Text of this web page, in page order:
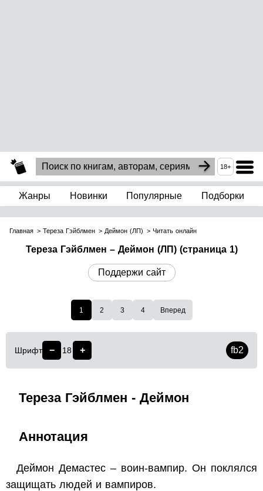
18+
Жанры Новинки Популярные Подборки
Главная Тереза Гэйблмен Деймон (ЛП) Читать онлайн
Тереза Гэйблмен – Деймон (ЛП) (страница 1)
Поддержи сайт
1 2 3 4 Вперед
Шрифт − 18 + fb2
Тереза Гэйблмен - Деймон
Аннотация
Деймон Демастес – воин-вампир. Он поклялся
защищать людей и вампиров.